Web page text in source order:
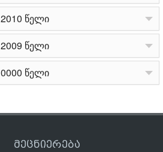
2010 წელი
2009 წელი
0000 წელი
მეცნიერება